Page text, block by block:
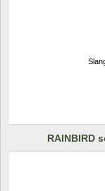
RAINBIRD